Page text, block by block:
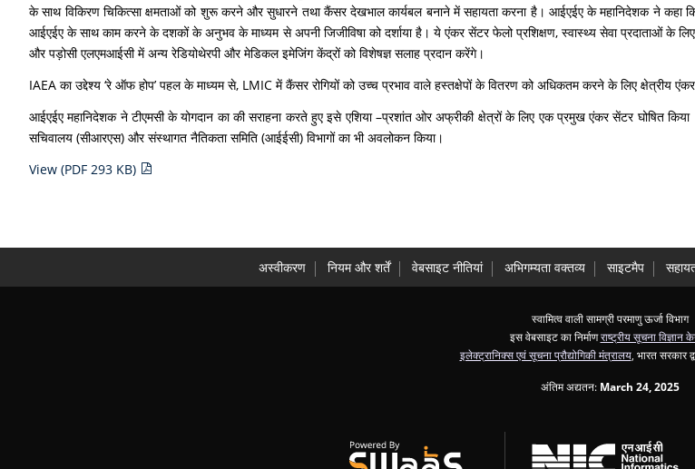
के साथ विकिरण चिकित्सा क्षमताओं को शुरू करने और सुधारने तथा कैंसर देखभाल कार्यबल बनाने में सहायता करना है। आईएईए के महानिदेशक ने
आईएईए के साथ काम करने के दशकों के अनुभव के माध्यम से अपनी जिजीविषा को दर्शाया है। ये एंकर सेंटर फेलो प्रशिक्षण, स्वास्थ्य सेवा प्रदाताओं के
और पड़ोसी एलएमआईसी में अन्य रेडियोथेरपी और मेडिकल इमेजिंग केंद्रों को विशेषज्ञ सलाह प्रदान करेंगे।
IAEA का उद्देश्‍य ‘रे ऑफ होप’ पहल के माध्यम से, LMIC में कैंसर रोगियों को उच्च प्रभाव वाले हस्तक्षेपों के वितरण को अधिकतम करने के लिए क्षेत्रीय
आईएईए महानिदेशक ने टीएमसी के योगदान का की सराहना करते हुए इसे एशिया –प्रशांत ओर अफ्रीकी क्षेत्रों के लिए एक प्रमुख एंकर सेंटर घोषित
सचिवालय (सीआरएस) और संस्थागत नैतिकता समिति (आईईसी) विभागों का भी अवलोकन किया।
View (PDF 293 KB)
अस्वीकरण नियम और शर्तें वेबसाइट नीतियां अभिगम्यता वक्तव्य साइटमैप
स्वामित्व वाली सामग्री परमाणु ऊर्जा विभाग
इस वेबसाइट का निर्माणराष्ट्रीय सूचना विज्ञान
इलेक्ट्रानिक्स एवं सूचना प्रौद्योगिकी मंत्रालय, भारत सरकार
अंतिम अद्यतन: March 24, 2025